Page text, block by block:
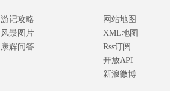
游记攻略
风景图片
康辉问答
网站地图
XML地图
Rss订阅
开放API
新浪微博